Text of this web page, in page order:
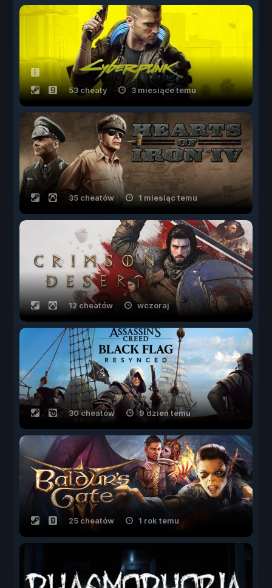
53 cheaty 3 miesiące temu
35 cheatów 1 miesiąc temu
12 cheatów wczoraj
30 cheatów 9 dzień temu
25 cheatów 1 rok temu